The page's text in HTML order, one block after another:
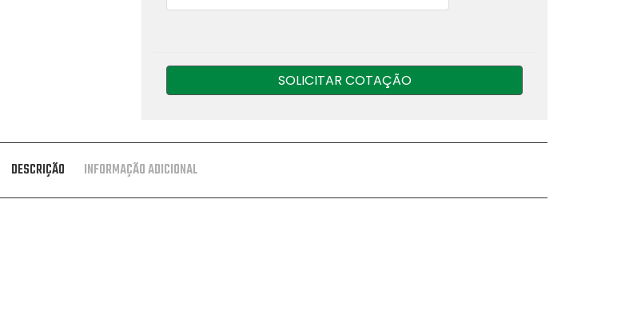
SOLICITAR COTAÇÃO
DESCRIÇÃO INFORMAÇÃO ADICIONAL